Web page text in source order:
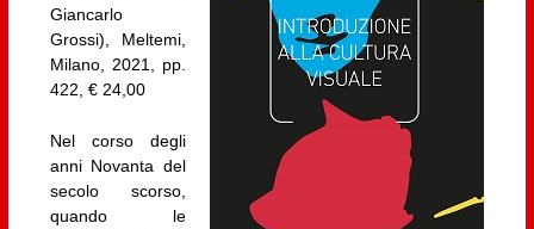
Giancarlo
Grossi), Meltemi,
Milano, 2021, pp.
422, € 24,00
Nel corso degli
anni Novanta del
secolo scorso,
quando le